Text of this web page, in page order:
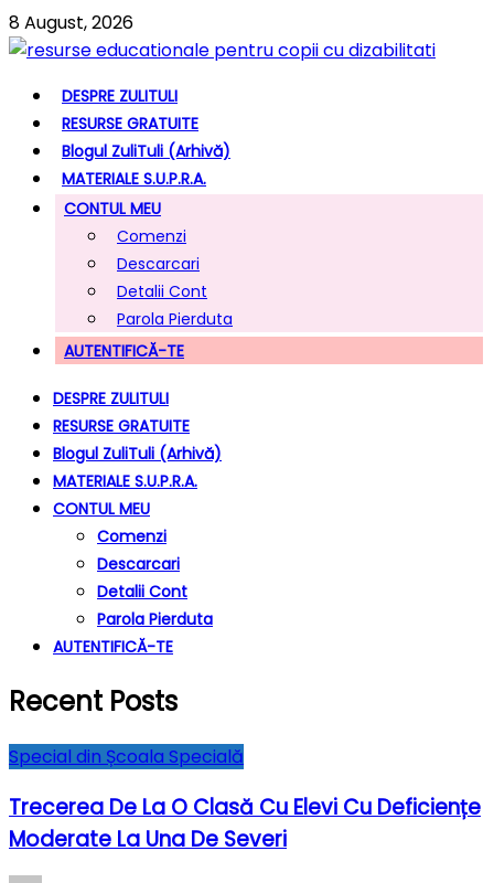
8 August, 2026
DESPRE ZULITULI
RESURSE GRATUITE
Blogul ZuliTuli (arhivă)
MATERIALE S.U.P.R.A.
CONTUL MEU
Comenzi
Descarcari
Detalii Cont
Parola Pierduta
AUTENTIFICĂ-TE
DESPRE ZULITULI
RESURSE GRATUITE
Blogul ZuliTuli (arhivă)
MATERIALE S.U.P.R.A.
CONTUL MEU
Comenzi
Descarcari
Detalii Cont
Parola Pierduta
AUTENTIFICĂ-TE
Recent Posts
Special din Școala Specială
Trecerea De La O Clasă Cu Elevi Cu Deficiențe
Moderate La Una De Severi